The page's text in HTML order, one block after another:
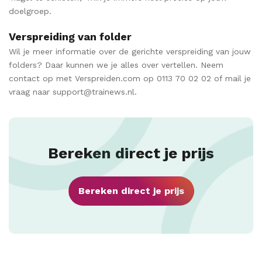
doelgroep.
Verspreiding van folder
Wil je meer informatie over de gerichte verspreiding van jouw
folders? Daar kunnen we je alles over vertellen. Neem
contact op met Verspreiden.com op 0113 70 02 02 of mail je
vraag naar support@trainews.nl.
Bereken direct je prijs
Bereken direct je prijs